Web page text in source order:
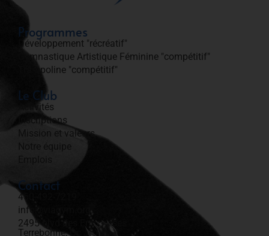
Programmes
Développement "récréatif"
Gymnastique Artistique Féminine "compétitif"
Trampoline "compétitif"
Le Club
Activités
Inscriptions
Mission et valeurs
Contact
450-492-7219​
info@viagym.org
2495 blvd des Entreprises
Terrebonne, Qc J6X 4J9